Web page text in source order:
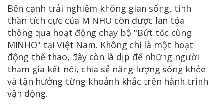
Bên cạnh trải nghiệm không gian sống, tinh
thần tích cực của MINHO còn được lan tỏa
thông qua hoạt động chạy bộ "Bứt tốc cùng
MINHO" tại Việt Nam. Không chỉ là một hoạt
động thể thao, đây còn là dịp để những người
tham gia kết nối, chia sẻ năng lượng sống khỏe
và tận hưởng từng khoảnh khắc trên hành trình
vận động.